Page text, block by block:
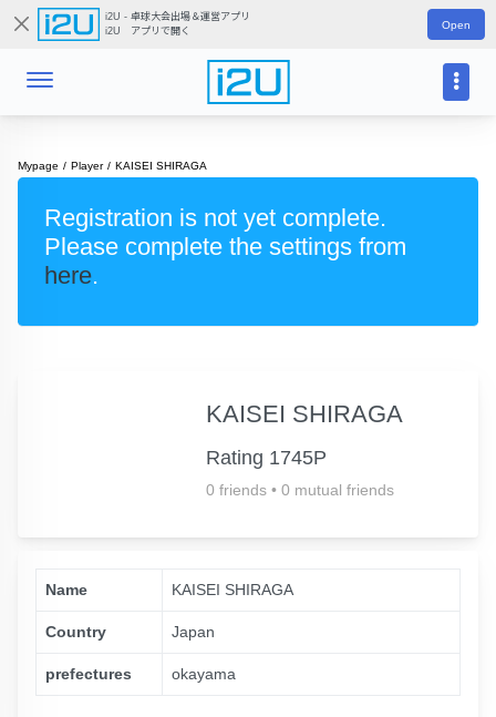
i2U - 卓球大会出場＆運営アプリ
i2U アプリで開く
Open
Mypage Player KAISEI SHIRAGA
Registration is not yet complete.
Please complete the settings from
here.
KAISEI SHIRAGA
Rating 1745P
0 friends • 0 mutual friends
Name KAISEI SHIRAGA
Country Japan
prefectures okayama